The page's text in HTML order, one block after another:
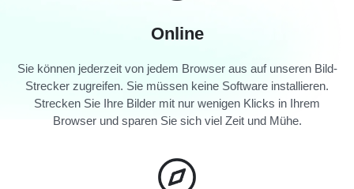
Online
Sie können jederzeit von jedem Browser aus auf unseren Bild-
Strecker zugreifen. Sie müssen keine Software installieren.
Strecken Sie Ihre Bilder mit nur wenigen Klicks in Ihrem
Browser und sparen Sie sich viel Zeit und Mühe.